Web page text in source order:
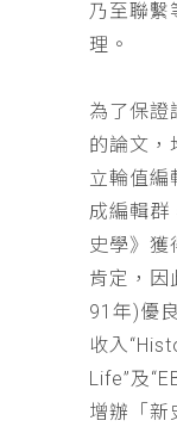
乃至聯繫
理。
為了保證
的論文，
立輪值編
成編輯群
史學》
肯定，
91年)優
收入
Life”及
增辦「新